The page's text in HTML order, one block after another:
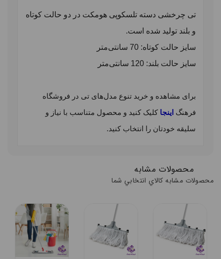
تی چرخشی دسته تلسکوپی هومکت در دو حالت کوتاه
و بلند تولید شده است.
سایز حالت کوتاه: 70 سانتی‌متر
سایز حالت بلند: 120 سانتی‌متر
برای مشاهده و خرید تنوع مدل‌های تی در فروشگاه
فرهنگ اینجا کلیک کنید و محصول متناسب با نیاز و
سلیقه خودتان را انتخاب کنید.
محصولات مشابه
محصولات مشابه کالاي انتخابي شما